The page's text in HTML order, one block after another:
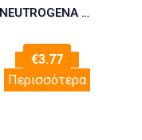
NEUTROGENA HAND CREAM SCENTED 50ML
€3.77
Περισσότερα